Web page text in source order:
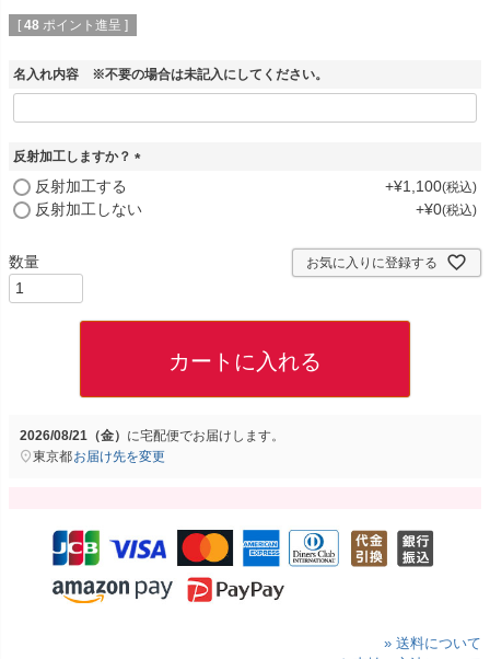
[ 48 ポイント進呈 ]
名入れ内容 ※不要の場合は未記入にしてください。
反射加工しますか？
反射加工する +¥1,100 税込
反射加工しない +¥0 税込
お気に入りに登録する
カートに入れる
2026/08/21（金） に宅配便でお届けします。
東京都お届け先を変更
» 送料について